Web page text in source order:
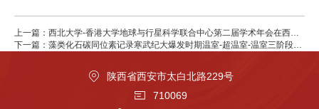
上一篇：西北大学-香港大学地球与行星科学联合中心第二届学术年会在西安
顺利召开
下一篇：藻类化石碳同位素记录寒武纪大爆发时期温室-超温室-温室三阶段气
陕西省西安市太白北路229号
710069